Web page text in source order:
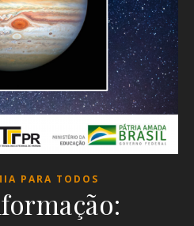
PARA TODOS